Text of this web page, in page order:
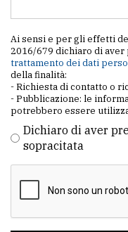
Ai sensi e per gli effetti
2016/679 dichiaro di aver
trattamento dei dati
della finalità:
- Richiesta di contatto o
- Pubblicazione: le
potrebbero essere
Dichiaro di aver
sopracitata